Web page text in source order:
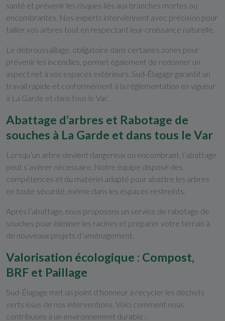
santé et prévenir les risques liés aux branches mortes ou
encombrantes. Nos experts interviennent avec précision pour
tailler vos arbres tout en respectant leur croissance naturelle.
Le débroussaillage, obligatoire dans certaines zones pour
prévenir les incendies, permet également de redonner un
aspect net à vos espaces extérieurs. Sud-Élagage garantit un
travail rapide et conformément à la réglementation en vigueur
à La Garde et dans tous le Var.
Abattage d’arbres et Rabotage de
souches à La Garde et dans tous le Var
Lorsqu’un arbre devient dangereux ou encombrant, l’abattage
peut s’avérer nécessaire. Notre équipe dispose des
compétences et du matériel adapté pour abattre les arbres
en toute sécurité, même dans les espaces restreints.
Après l’abattage, nous proposons un service de rabotage de
souches pour éliminer les racines et préparer votre terrain à
de nouveaux projets d’aménagement.
Valorisation écologique : Compost,
BRF et Paillage
Sud-Élagage met un point d’honneur à recycler les déchets
verts issus de nos interventions. Voici comment nous
contribuons à un environnement durable :